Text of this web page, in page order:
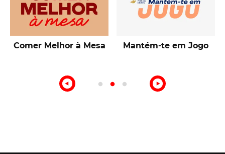
à Mesa Mantém-te em Jogo